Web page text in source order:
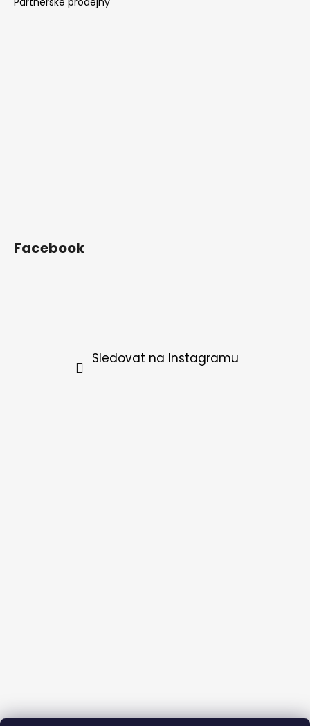
Facebook
Sledovat na Instagramu